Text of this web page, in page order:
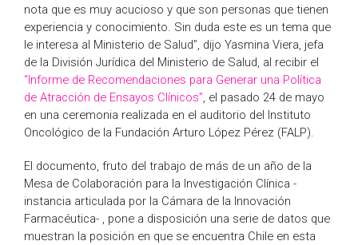
nota que es muy acucioso y que son personas que tienen
experiencia y conocimiento. Sin duda este es un tema que
le interesa al Ministerio de Salud”, dijo Yasmina Viera, jefa
de la División Jurídica del Ministerio de Salud, al recibir el
“Informe de Recomendaciones para Generar una Política
de Atracción de Ensayos Clínicos”, el pasado 24 de mayo
en una ceremonia realizada en el auditorio del Instituto
Oncológico de la Fundación Arturo López Pérez (FALP).
El documento, fruto del trabajo de más de un año de la
Mesa de Colaboración para la Investigación Clínica -
instancia articulada por la Cámara de la Innovación
Farmacéutica- , pone a disposición una serie de datos que
muestran la posición en que se encuentra Chile en esta